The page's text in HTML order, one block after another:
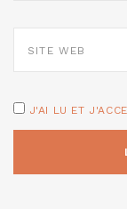
WEB
J'AI LU ET